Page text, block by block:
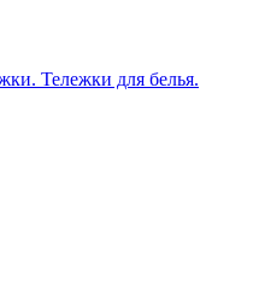
Тележки для белья.